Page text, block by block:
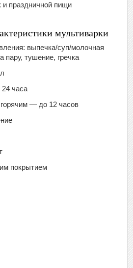
и праздничной пищи
мультиварки
выпечка/суп/молочная
пару, тушение, гречка
часа
— до 12 часов
покрытием